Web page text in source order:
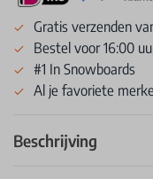
Gratis verzenden
Bestel voor 16:00
#1 In Snowboards
Al je favoriete
Beschrijving